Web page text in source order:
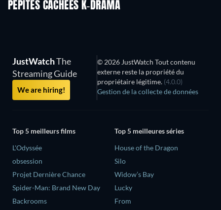
PÉPITES CACHÉES K-DRAMA
JustWatchThe
Streaming Guide
We are hiring!
© 2026 JustWatch Tout contenu
externe reste la propriété du
propriétaire légitime. (4.0.0)
Gestion de la collecte de données
Top 5 meilleurs films
L'Odyssée
obsession
Projet Dernière Chance
Spider-Man: Brand New Day
Backrooms
Top 5 meilleures séries
House of the Dragon
Silo
Widow’s Bay
Lucky
From